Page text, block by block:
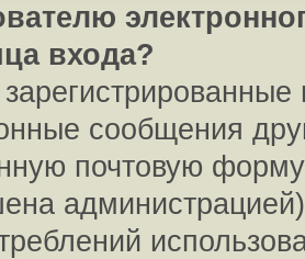
входа?
сообщения
почтовую